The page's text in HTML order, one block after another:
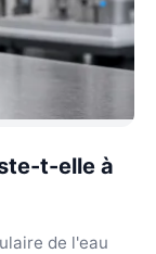
t-elle à
de l'eau